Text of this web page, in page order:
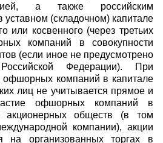
а также российским
(складочном) капитале
или косвенного (через третьих
компаний в совокупности
(если иное не предусмотрено
Российской Федерации). При
офшорных компаний в капитале
лиц не учитывается прямое и
офшорных компаний в
акционерных обществ (в том
компании), акции
на организованных торгах в